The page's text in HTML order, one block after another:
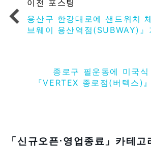
이전 포스팅
용산구 한강대로에 샌드위치
브웨이 용산역점(SUBWAY)』
종로구 필운동에 미국
『VERTEX 종로점(버텍스)
「신규오픈⋅영업종료」카테